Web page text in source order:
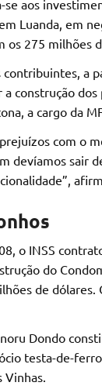
aos
Luanda, em
os 275 milhões
a
construção
a cargo da
com o
devíamos sair
o INSS
do
de
Dondo
testa-de-
Vinhas.